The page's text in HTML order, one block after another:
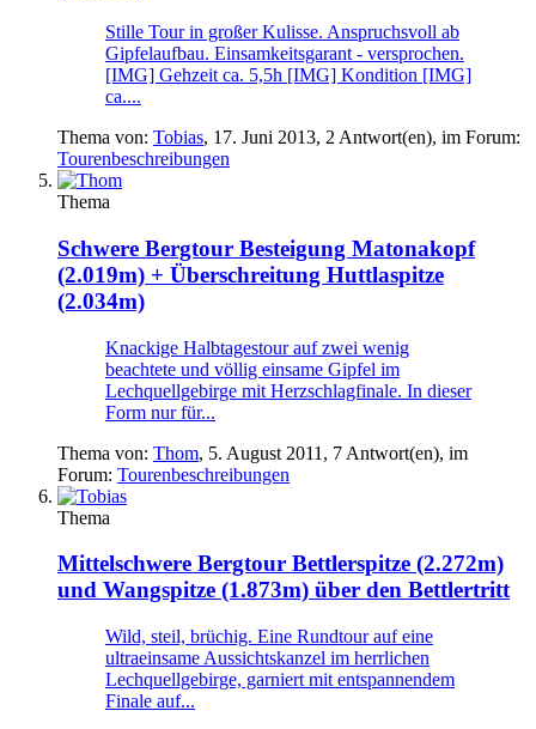
Stille Tour in großer Kulisse. Anspruchsvoll ab
Gipfelaufbau. Einsamkeitsgarant - versprochen.
[IMG] Gehzeit ca. 5,5h [IMG] Kondition [IMG]
ca....
Thema von: Tobias, 17. Juni 2013, 2 Antwort(en), im Forum:
Tourenbeschreibungen
Thema
Schwere Bergtour Besteigung Matonakopf
(2.019m) + Überschreitung Huttlaspitze
(2.034m)
Knackige Halbtagestour auf zwei wenig
beachtete und völlig einsame Gipfel im
Lechquellgebirge mit Herzschlagfinale. In dieser
Form nur für...
Thema von: Thom, 5. August 2011 , 7 Antwort(en), im
Forum: Tourenbeschreibungen
Thema
Mittelschwere Bergtour Bettlerspitze (2.272m)
und Wangspitze (1.873m) über den Bettlertritt
Wild, steil, brüchig. Eine Rundtour auf eine
ultraeinsame Aussichtskanzel im herrlichen
Lechquellgebirge, garniert mit entspannendem
Finale auf...